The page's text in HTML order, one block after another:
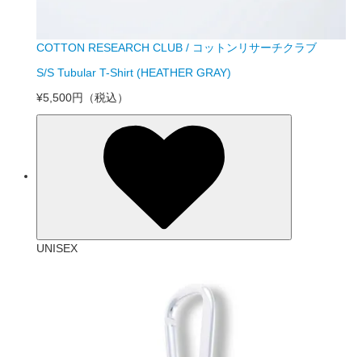
COTTON RESEARCH CLUB / コットンリサーチクラブ
S/S Tubular T-Shirt (HEATHER GRAY)
¥5,500円 （税込）
UNISEX